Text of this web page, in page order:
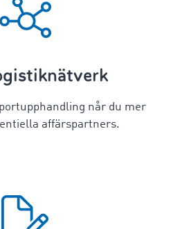
når du mer
affärspartners.